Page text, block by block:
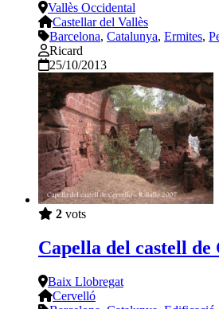
Vallès Occidental
Castellar del Vallès
Barcelona, Catalunya, Ermites,
Ricard
25/10/2013
2 vots
Capella del castell de
Baix Llobregat
Cervelló